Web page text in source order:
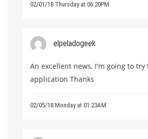
02/01/18 Thursday at 06:20PM
elpeladogeek
An excellent news, I'm going to try
application Thanks
02/05/18 Monday at 01:23AM